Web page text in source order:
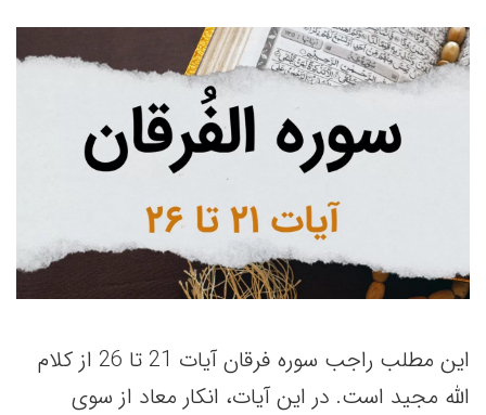
این مطلب راجب سوره فرقان آیات 21 تا 26 از کلام
الله مجید است. در این آیات، انکار معاد از سوی